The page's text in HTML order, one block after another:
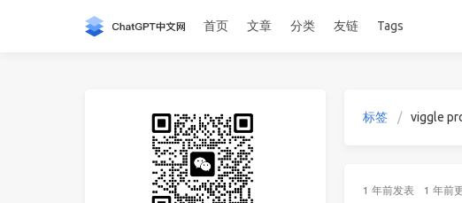
首页 文章 分类 友链 Tags
标签 viggle
1 年前发表 1 年前